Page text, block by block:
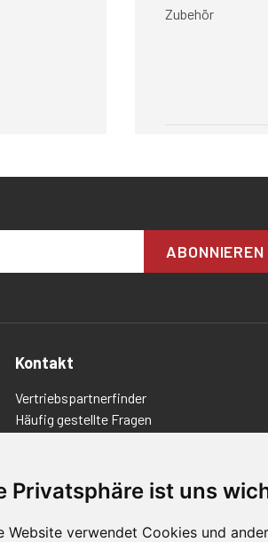
Privatsphäre ist uns
Website verwendet Cookies und
Zubehör
ABONNIEREN
Kontakt
Vertriebspartnerfinder
Häufig gestellte Fragen
Richtlinien/AGBs